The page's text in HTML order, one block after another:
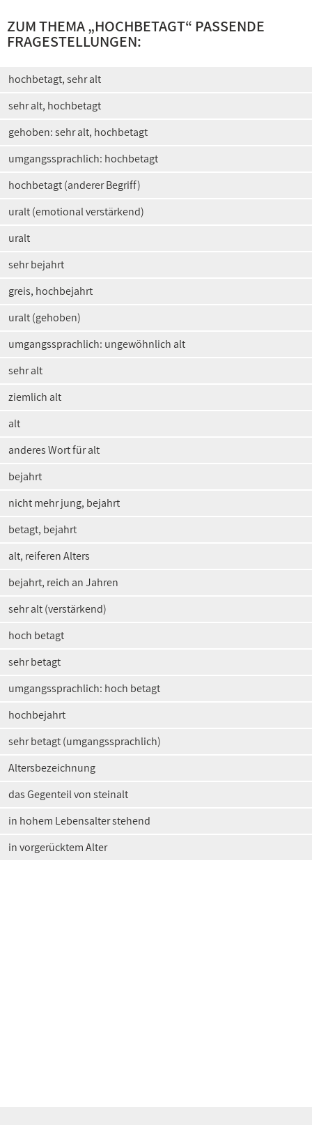
ZUM THEMA „HOCHBETAGT“ PASSENDE
FRAGESTELLUNGEN:
hochbetagt, sehr alt
sehr alt, hochbetagt
gehoben: sehr alt, hochbetagt
umgangssprachlich: hochbetagt
hochbetagt (anderer Begriff)
uralt (emotional verstärkend)
uralt
sehr bejahrt
greis, hochbejahrt
uralt (gehoben)
umgangssprachlich: ungewöhnlich alt
sehr alt
ziemlich alt
alt
anderes Wort für alt
bejahrt
nicht mehr jung, bejahrt
betagt, bejahrt
alt, reiferen Alters
bejahrt, reich an Jahren
sehr alt (verstärkend)
hoch betagt
sehr betagt
umgangssprachlich: hoch betagt
hochbejahrt
sehr betagt (umgangssprachlich)
Altersbezeichnung
das Gegenteil von steinalt
in hohem Lebensalter stehend
in vorgerücktem Alter